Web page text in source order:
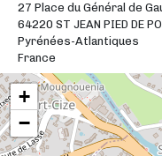
27 Place du Général de
64220 ST JEAN PIED DE
Pyrénées-Atlantiques
France
+
−